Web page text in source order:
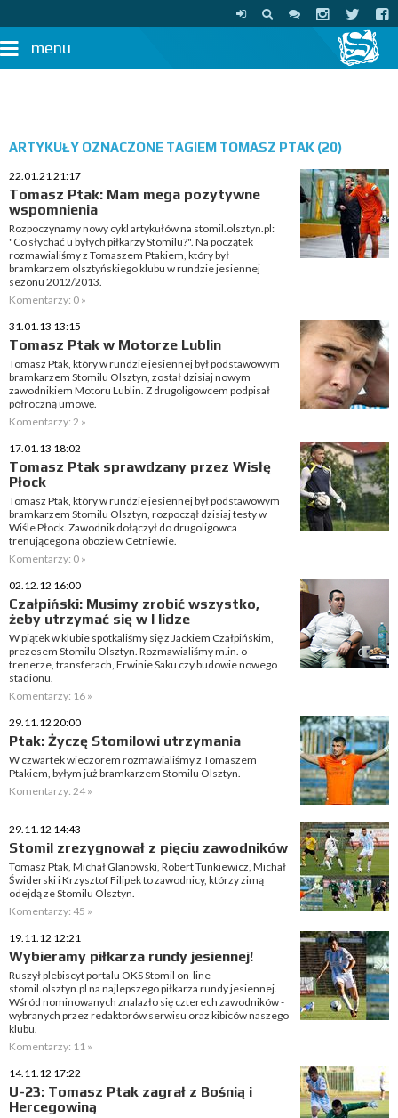
menu
ARTYKUŁY OZNACZONE TAGIEM TOMASZ PTAK (20)
22.01.21 21:17
Tomasz Ptak: Mam mega pozytywne
wspomnienia
Rozpoczynamy nowy cykl artykułów na stomil.olsztyn.pl:
"Co słychać u byłych piłkarzy Stomilu?". Na początek
rozmawialiśmy z Tomaszem Ptakiem, który był
bramkarzem olsztyńskiego klubu w rundzie jesiennej
sezonu 2012/2013.
Komentarzy: 0 »
31.01.13 13:15
Tomasz Ptak w Motorze Lublin
Tomasz Ptak, który w rundzie jesiennej był podstawowym
bramkarzem Stomilu Olsztyn, został dzisiaj nowym
zawodnikiem Motoru Lublin. Z drugoligowcem podpisał
półroczną umowę.
Komentarzy: 2 »
17.01.13 18:02
Tomasz Ptak sprawdzany przez Wisłę
Płock
Tomasz Ptak, który w rundzie jesiennej był podstawowym
bramkarzem Stomilu Olsztyn, rozpoczął dzisiaj testy w
Wiśle Płock. Zawodnik dołączył do drugoligowca
trenującego na obozie w Cetniewie.
Komentarzy: 0 »
02.12.12 16:00
Czałpiński: Musimy zrobić wszystko,
żeby utrzymać się w I lidze
W piątek w klubie spotkaliśmy się z Jackiem Czałpińskim,
prezesem Stomilu Olsztyn. Rozmawialiśmy m.in. o
trenerze, transferach, Erwinie Saku czy budowie nowego
stadionu.
Komentarzy: 16 »
29.11.12 20:00
Ptak: Życzę Stomilowi utrzymania
W czwartek wieczorem rozmawialiśmy z Tomaszem
Ptakiem, byłym już bramkarzem Stomilu Olsztyn.
Komentarzy: 24 »
29.11.12 14:43
Stomil zrezygnował z pięciu zawodników
Tomasz Ptak, Michał Glanowski, Robert Tunkiewicz, Michał
Świderski i Krzysztof Filipek to zawodnicy, którzy zimą
odejdą ze Stomilu Olsztyn.
Komentarzy: 45 »
19.11.12 12:21
Wybieramy piłkarza rundy jesiennej!
Ruszył plebiscyt portalu OKS Stomil on-line -
stomil.olsztyn.pl na najlepszego piłkarza rundy jesiennej.
Wśród nominowanych znalazło się czterech zawodników -
wybranych przez redaktorów serwisu oraz kibiców naszego
klubu.
Komentarzy: 11 »
14.11.12 17:22
U-23: Tomasz Ptak zagrał z Bośnią i
Hercegowiną